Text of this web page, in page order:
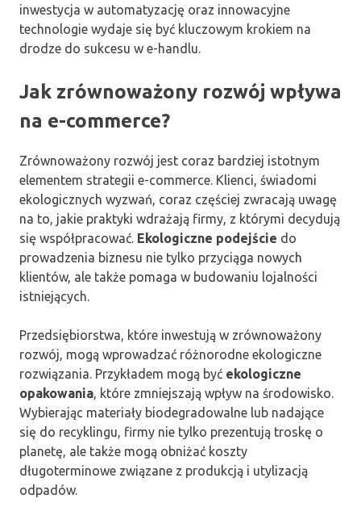
inwestycja w automatyzację oraz innowacyjne
technologie wydaje się być kluczowym krokiem na
drodze do sukcesu w e-handlu.
Jak zrównoważony rozwój wpływa
na e-commerce?
Zrównoważony rozwój jest coraz bardziej istotnym
elementem strategii e-commerce. Klienci, świadomi
ekologicznych wyzwań, coraz częściej zwracają uwagę
na to, jakie praktyki wdrażają firmy, z którymi decydują
się współpracować. Ekologiczne podejście do
prowadzenia biznesu nie tylko przyciąga nowych
klientów, ale także pomaga w budowaniu lojalności
istniejących.
Przedsiębiorstwa, które inwestują w zrównoważony
rozwój, mogą wprowadzać różnorodne ekologiczne
rozwiązania. Przykładem mogą być ekologiczne
opakowania, które zmniejszają wpływ na środowisko.
Wybierając materiały biodegradowalne lub nadające
się do recyklingu, firmy nie tylko prezentują troskę o
planetę, ale także mogą obniżać koszty
długoterminowe związane z produkcją i utylizacją
odpadów.